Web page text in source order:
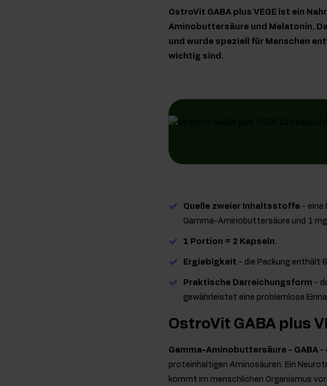
OstroVit GABA plus VEGE ist ein
Aminobuttersäure und Melatonin.
und wurde speziell für Menschen
wichtig sind.
Quelle zweier Inhaltsstoffe - eine
Gamma-Aminobuttersäure und 1
1 Portion = 2 Kapseln.
Ergiebigkeit - die Packung enthält
Praktische Darreichungsform -
gewährleistet eine problemlose
OstroVit GABA plus
Gamma-Aminobuttersäure - GABA -
proteinhaltigen Aminosäuren. Ein
kommt im menschlichen Organismus